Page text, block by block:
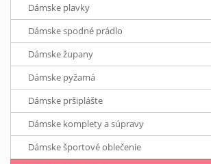
Dámske plavky
Dámske spodné prádlo
Dámske župany
Dámske pyžamá
Dámske pršiplášte
Dámske komplety a súpravy
Dámske športové oblečenie